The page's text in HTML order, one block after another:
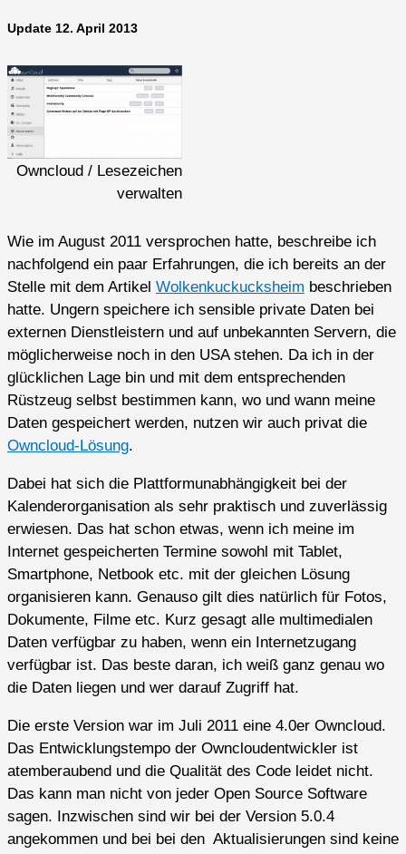
Update 12. April 2013
Owncloud / Lesezeichen
verwalten
Wie im August 2011 versprochen hatte, beschreibe ich
nachfolgend ein paar Erfahrungen, die ich bereits an der
Stelle mit dem Artikel Wolkenkuckucksheim beschrieben
hatte. Ungern speichere ich sensible private Daten bei
externen Dienstleistern und auf unbekannten Servern, die
möglicherweise noch in den USA stehen. Da ich in der
glücklichen Lage bin und mit dem entsprechenden
Rüstzeug selbst bestimmen kann, wo und wann meine
Daten gespeichert werden, nutzen wir auch privat die
Owncloud-Lösung.
Dabei hat sich die Plattformunabhängigkeit bei der
Kalenderorganisation als sehr praktisch und zuverlässig
erwiesen. Das hat schon etwas, wenn ich meine im
Internet gespeicherten Termine sowohl mit Tablet,
Smartphone, Netbook etc. mit der gleichen Lösung
organisieren kann. Genauso gilt dies natürlich für Fotos,
Dokumente, Filme etc. Kurz gesagt alle multimedialen
Daten verfügbar zu haben, wenn ein Internetzugang
verfügbar ist. Das beste daran, ich weiß ganz genau wo
die Daten liegen und wer darauf Zugriff hat.
Die erste Version war im Juli 2011 eine 4.0er Owncloud.
Das Entwicklungstempo der Owncloudentwickler ist
atemberaubend und die Qualität des Code leidet nicht.
Das kann man nicht von jeder Open Source Software
sagen. Inzwischen sind wir bei der Version 5.0.4
angekommen und bei bei den Aktualisierungen sind keine